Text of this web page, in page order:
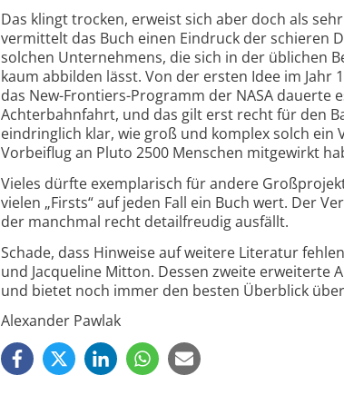
Das klingt trocken, erweist sich aber doch als
vermittelt das Buch einen Eindruck der schieren
solchen Unternehmens, die sich in der üblichen
kaum abbilden lässt. Von der ersten Idee im
das New-Frontiers-Programm der NASA dauerte
Achterbahnfahrt, und das gilt erst recht für den
eindringlich klar, wie groß und komplex solch ein
Vorbeiflug an Pluto 2500 Menschen mitgewirkt
Vieles dürfte exemplarisch für andere
vielen „Firsts“ auf jeden Fall ein Buch wert. Der
der manchmal recht detailfreudig ausfällt.
Schade, dass Hinweise auf weitere Literatur
und Jacqueline Mitton. Dessen zweite erweiterte
und bietet noch immer den besten Überblick
Alexander Pawlak